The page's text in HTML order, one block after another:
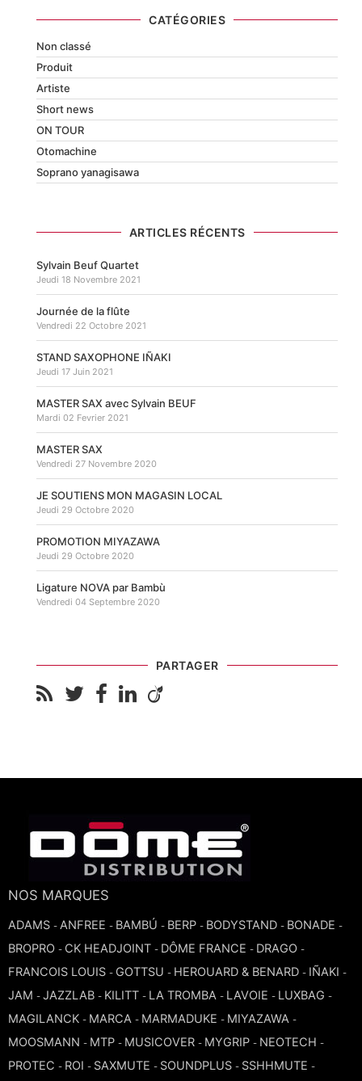
CATÉGORIES
Non classé
Produit
Artiste
Short news
ON TOUR
Otomachine
Soprano yanagisawa
ARTICLES RÉCENTS
Sylvain Beuf Quartet
Jeudi 18 Novembre 2021
Journée de la flûte
Vendredi 22 Octobre 2021
STAND SAXOPHONE IÑAKI
Jeudi 17 Juin 2021
MASTER SAX avec Sylvain BEUF
Mardi 02 Fevrier 2021
MASTER SAX
Vendredi 27 Novembre 2020
JE SOUTIENS MON MAGASIN LOCAL
Jeudi 29 Octobre 2020
PROMOTION MIYAZAWA
Jeudi 29 Octobre 2020
Ligature NOVA par Bambù
Vendredi 04 Septembre 2020
PARTAGER
NOS MARQUES
ADAMS - ANFREE - BAMBÚ - BERP - BODYSTAND - BONADE -
BROPRO - CK HEADJOINT - DÔME FRANCE - DRAGO -
FRANCOIS LOUIS - GOTTSU - HEROUARD & BENARD - IÑAKI -
JAM - JAZZLAB - KILITT - LA TROMBA - LAVOIE - LUXBAG -
MAGILANCK - MARCA - MARMADUKE - MIYAZAWA -
MOOSMANN - MTP - MUSICOVER - MYGRIP - NEOTECH -
PROTEC - ROI - SAXMUTE - SOUNDPLUS - SSHHMUTE -